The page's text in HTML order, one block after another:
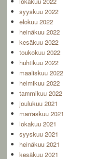
syyskuu 2022
elokuu 2022
heinäkuu 2022
kesäkuu 2022
toukokuu 2022
huhtikuu 2022
maaliskuu 2022
helmikuu 2022
tammikuu 2022
joulukuu 2021
marraskuu 2021
lokakuu 2021
syyskuu 2021
heinäkuu 2021
kesäkuu 2021